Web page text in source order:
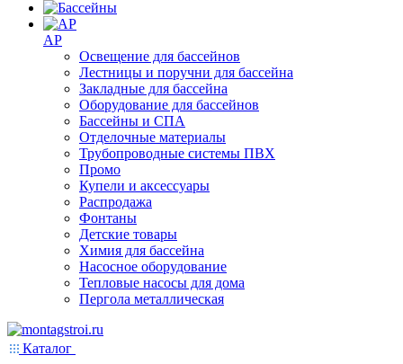
AP
Освещение для бассейнов
Лестницы и поручни для бассейна
Закладные для бассейна
Оборудование для бассейнов
Бассейны и СПА
Отделочные материалы
Трубопроводные системы ПВХ
Промо
Купели и аксессуары
Распродажа
Фонтаны
Детские товары
Химия для бассейна
Насосное оборудование
Тепловые насосы для дома
Пергола металлическая
Каталог